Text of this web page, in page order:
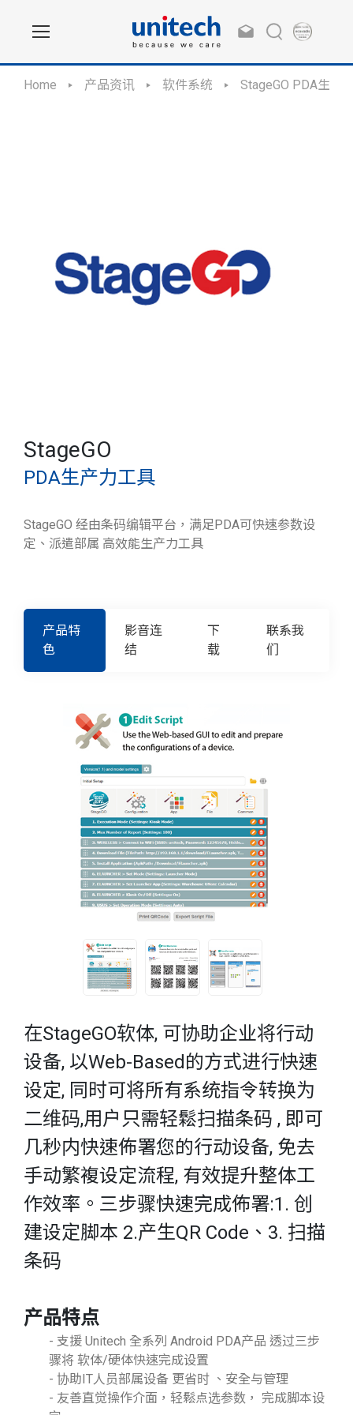
Home 产品资讯 软件系统 StageGO PDA生产
StageGO
PDA生产力工具
StageGO 经由条码编辑平台，满足PDA可快速参数设
定、派遣部属 高效能生产力工具
产品特
色
影音连
结
下
载
联系我
们
在StageGO软体, 可协助企业将行动
设备, 以Web-Based的方式进行快速
设定, 同时可将所有系统指令转换为
二维码,用户只需轻鬆扫描条码 , 即可
几秒内快速佈署您的行动设备, 免去
手动繁複设定流程, 有效提升整体工
作效率。三步骤快速完成佈署:1. 创
建设定脚本 2.产生QR Code、3. 扫描
条码
产品特点
- 支援 Unitech 全系列 Android PDA产品 透过三步
骤将 软体/硬体快速完成设置
- 协助IT人员部属设备 更省时 、安全与管理
- 友善直觉操作介面，轻鬆点选参数， 完成脚本设